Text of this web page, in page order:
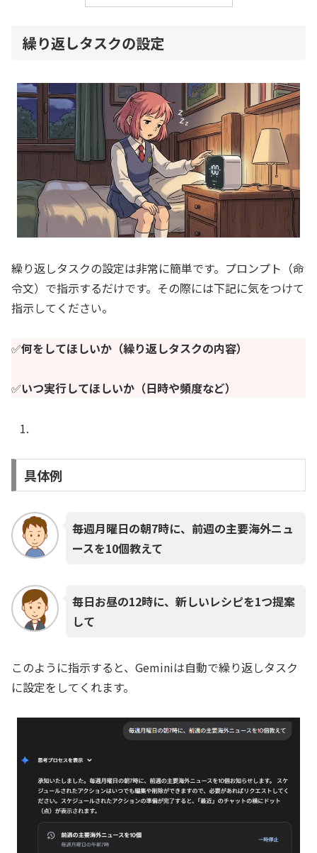
繰り返しタスクの設定
繰り返しタスクの設定は非常に簡単です。プロンプト（命
令文）で指示するだけです。その際には下記に気をつけて
指示してください。
✅️何をしてほしいか（繰り返しタスクの内容）
✅️いつ実行してほしいか（日時や頻度など）
具体例
毎週月曜日の朝7時に、前週の主要海外ニュ
ースを10個教えて
毎日お昼の12時に、新しいレシピを1つ提案
して
このように指示すると、Geminiは自動で繰り返しタスク
に設定をしてくれます。